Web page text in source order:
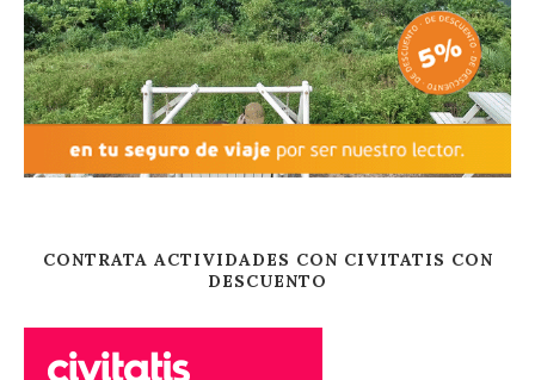
CONTRATA ACTIVIDADES CON CIVITATIS CON
DESCUENTO